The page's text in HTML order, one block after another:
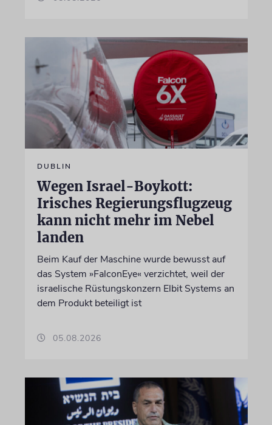
DUBLIN
Wegen Israel-Boykott:
Irisches Regierungsflugzeug
kann nicht mehr im Nebel
landen
Beim Kauf der Maschine wurde bewusst auf
das System »FalconEye« verzichtet, weil der
israelische Rüstungskonzern Elbit Systems an
dem Produkt beteiligt ist
05.08.2026